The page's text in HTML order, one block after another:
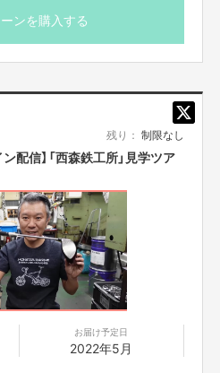
ンを購入する
残り： 制限なし
配信】「西森鉄工所」見学ツア
お届け予定日
2022年5月